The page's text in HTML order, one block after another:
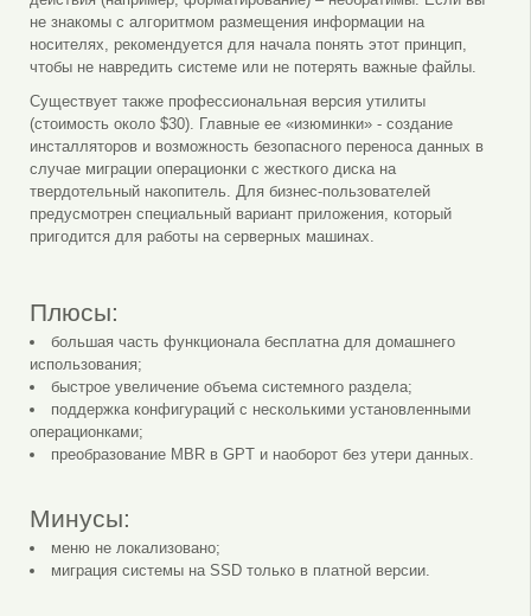
не знакомы с алгоритмом размещения информации на
носителях, рекомендуется для начала понять этот принцип,
чтобы не навредить системе или не потерять важные файлы.
Существует также профессиональная версия утилиты
(стоимость около $30). Главные ее «изюминки» - создание
инсталляторов и возможность безопасного переноса данных в
случае миграции операционки с жесткого диска на
твердотельный накопитель. Для бизнес-пользователей
предусмотрен специальный вариант приложения, который
пригодится для работы на серверных машинах.
Плюсы:
большая часть функционала бесплатна для домашнего
использования;
быстрое увеличение объема системного раздела;
поддержка конфигураций с несколькими установленными
операционками;
преобразование MBR в GPT и наоборот без утери данных.
Минусы:
меню не локализовано;
миграция системы на SSD только в платной версии.